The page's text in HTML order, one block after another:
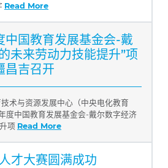
Read More
国教育发展基金会-戴
未来劳动力技能提升”项
昌吉召开
术与资源发展中心（中央电化教育
度中国教育发展基金会-戴尔数字经济
项 Read More
才大赛圆满成功